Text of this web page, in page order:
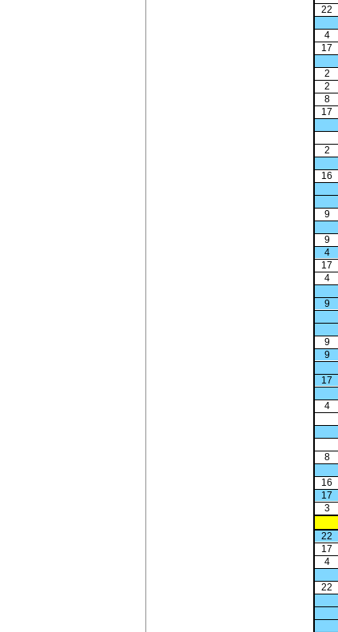
22
4
17
2
2
8
17
2
16
9
9
4
17
4
9
9
9
17
4
8
16
17
3
22
17
4
22